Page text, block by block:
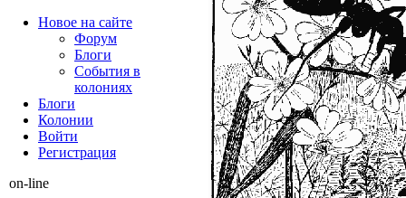
Новое на сайте
Форум
Блоги
События в
колониях
Блоги
Колонии
Войти
Peгиcтpaция
on-line